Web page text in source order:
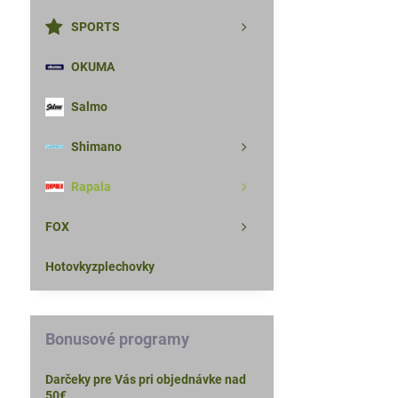
SPORTS
OKUMA
Salmo
Shimano
Rapala
FOX
Hotovkyzplechovky
Bonusové programy
Darčeky pre Vás pri objednávke nad